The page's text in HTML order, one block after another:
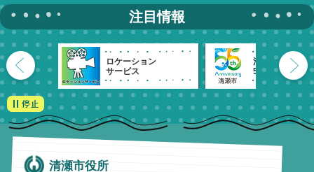
注目情報
ロケーション
サービス
清瀬市
55周年記念
清瀬市役所